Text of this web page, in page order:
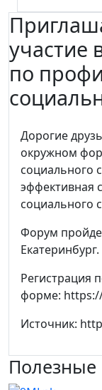
участие
по
Дорогие
окружном
социального
эффективная
социального
Форум
Екатеринбург.
Регистрация
форме:
Источник:
Полезные